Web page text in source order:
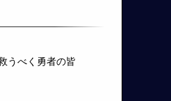
うべく勇者の皆